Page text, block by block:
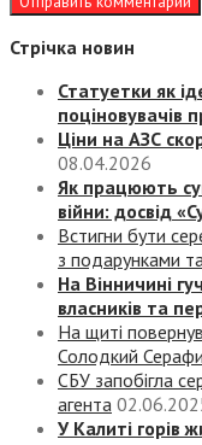
Стрічка новин
Статуетки як
поціновувачів
Ціни на АЗС
08.04.2026
Як працюють
війни: досвід
Встигни бути
з подарунками
На Вінничині
власників та
На щиті
Солодкий
СБУ запобігла
агента
У Калиті горів